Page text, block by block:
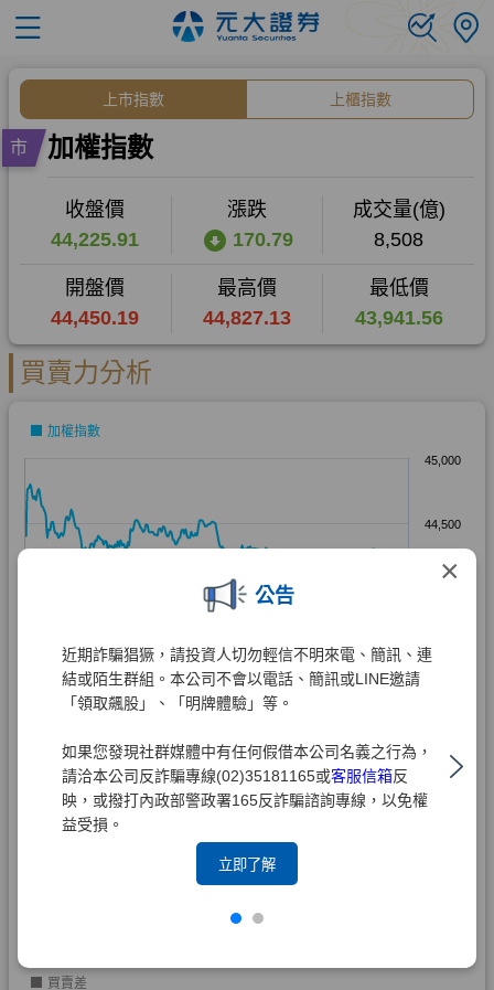
×
公告
近期詐騙猖獗，請投資人切勿輕信不明來電、簡訊、連
結或陌生群組。本公司不會以電話、簡訊或LINE邀請
「領取飆股」、「明牌體驗」等。
如果您發現社群媒體中有任何假借本公司名義之行為，
請洽本公司反詐騙專線(02)35181165或客服信箱反
映，或撥打內政部警政署165反詐騙諮詢專線，以免權
益受損。
立即了解